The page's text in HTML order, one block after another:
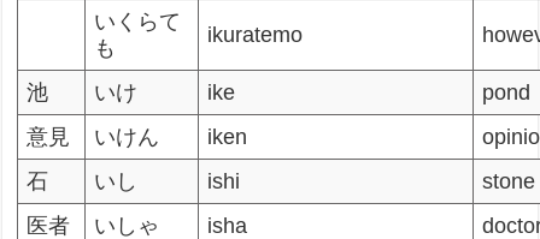
いくらて
も
ikuratemo
池 いけ ike
pond
意見
いけん iken
石
いし ishi
stone
医者
いしゃ isha